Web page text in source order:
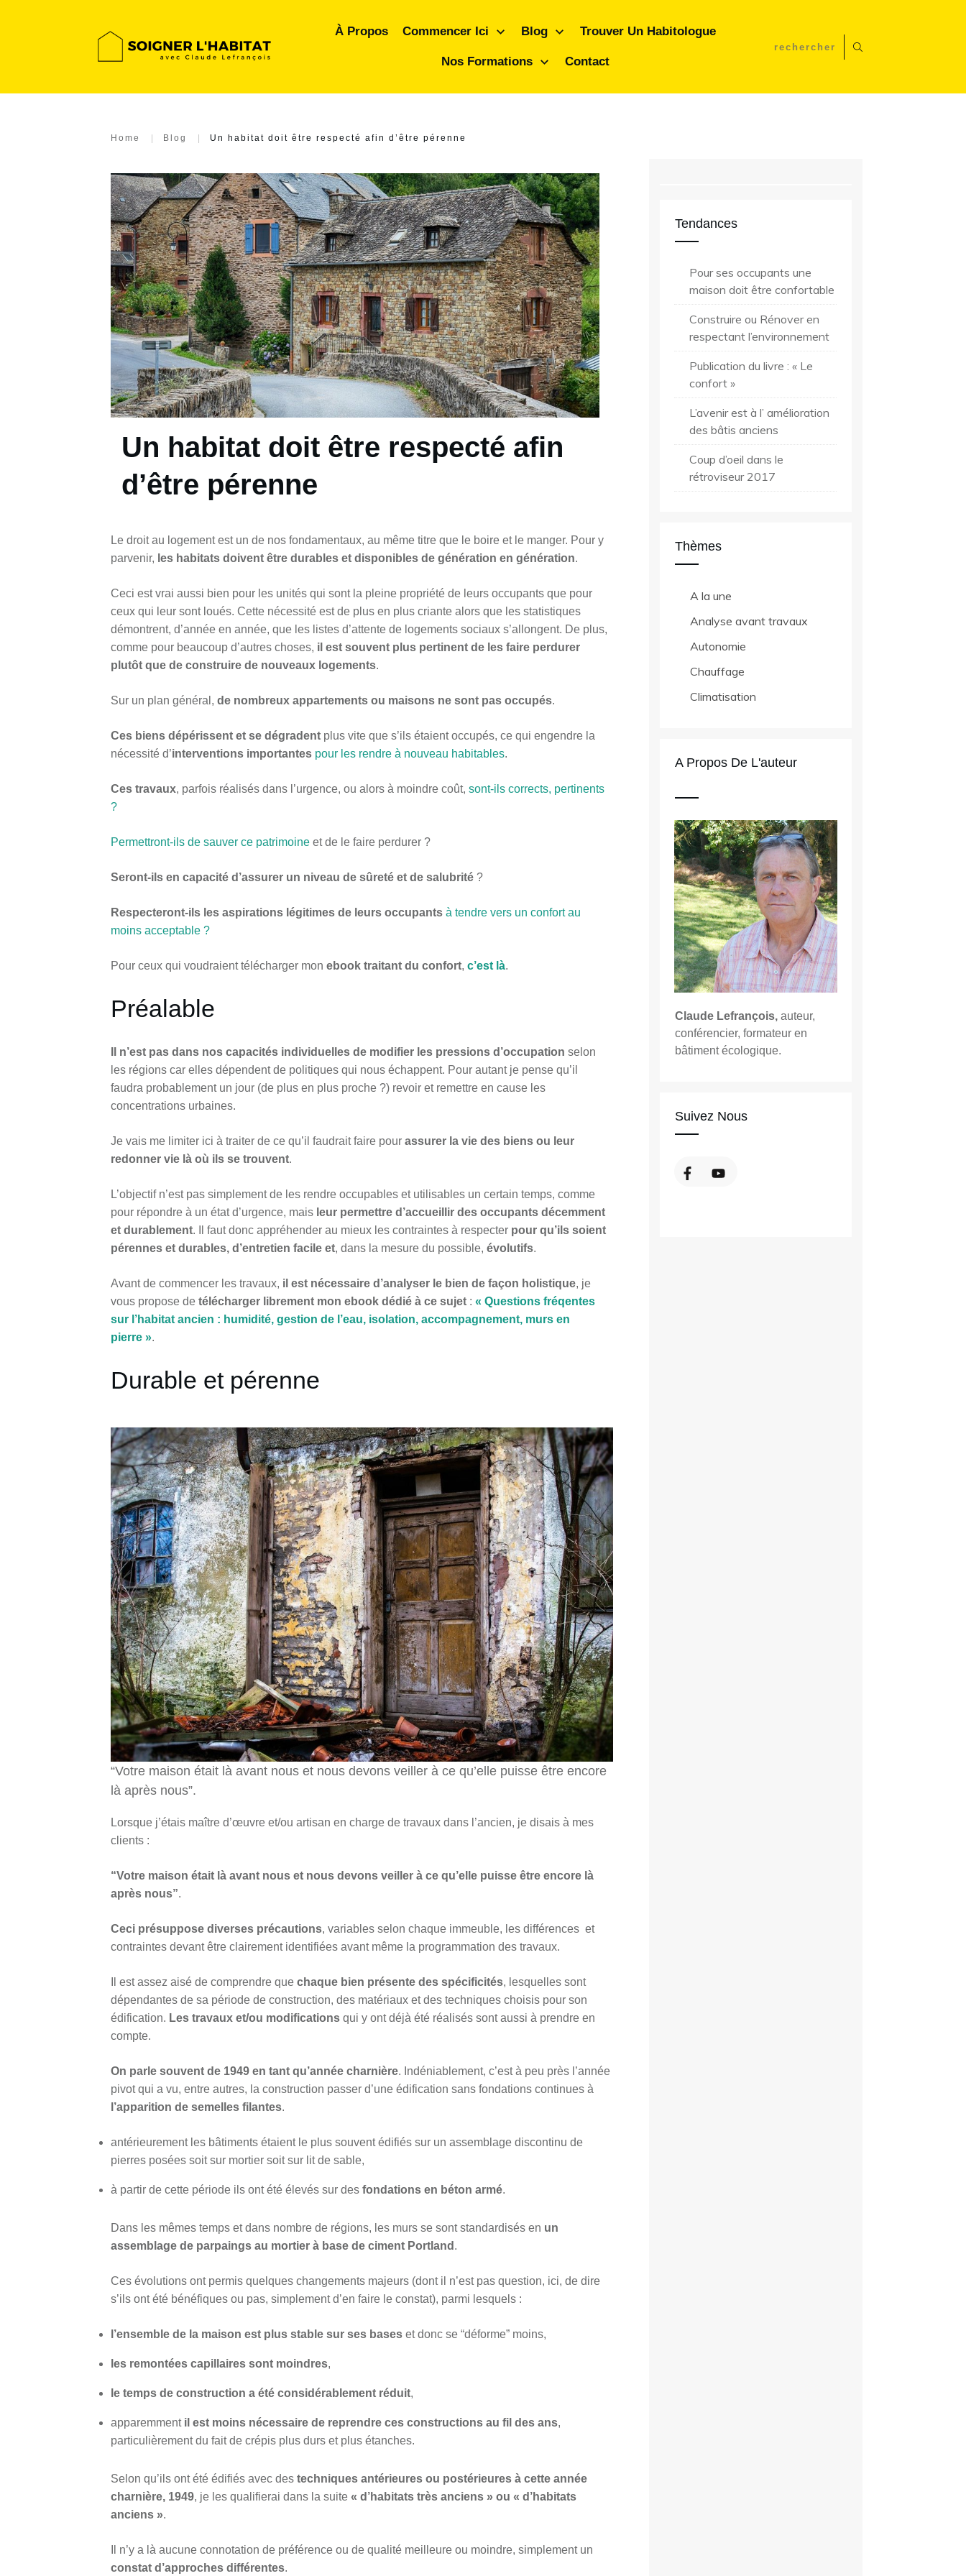
À Propos Commencer Ici Blog Trouver Un Habitologue
Nos Formations Contact
Home Blog Un habitat doit être respecté afin d’être pérenne
Un habitat doit être respecté afin
d’être pérenne
Le droit au logement est un de nos fondamentaux, au même titre que le boire et le manger. Pour y
parvenir, les habitats doivent être durables et disponibles de génération en génération.
Ceci est vrai aussi bien pour les unités qui sont la pleine propriété de leurs occupants que pour
ceux qui leur sont loués. Cette nécessité est de plus en plus criante alors que les statistiques
démontrent, d’année en année, que les listes d’attente de logements sociaux s’allongent. De plus,
comme pour beaucoup d’autres choses, il est souvent plus pertinent de les faire perdurer
plutôt que de construire de nouveaux logements.
Sur un plan général,de nombreux appartements ou maisons ne sont pas occupés.
Ces biens dépérissent et se dégradent plus vite que s’ils étaient occupés, ce qui engendre la
nécessité d’interventions importantes pour les rendre à nouveau habitables.
Ces travaux, parfois réalisés dans l’urgence, ou alors à moindre coût,sont-ils corrects, pertinents
?
Permettront-ils de sauver ce patrimoine et de le faire perdurer ?
Seront-ils en capacité d’assurer un niveau de sûreté et de salubrité ?
Respecteront-ils les aspirations légitimes de leurs occupants à tendre vers un confort au
moins acceptable ?
Pour ceux qui voudraient télécharger mon ebook traitant du confort,c’est là.
Préalable
Il n’est pas dans nos capacités individuelles de modifier les pressions d’occupationselon
les régions car elles dépendent de politiques qui nous échappent. Pour autant je pense qu’il
faudra probablement un jour (de plus en plus proche ?) revoir et remettre en cause les
concentrations urbaines.
Je vais me limiter ici à traiter de ce qu’il faudrait faire pourassurer la vie des biens ou leur
redonner vie là où ils se trouvent.
L’objectif n’est pas simplement de les rendre occupables et utilisables un certain temps, comme
pour répondre à un état d’urgence, mais leur permettre d’accueillir des occupants décemment
et durablement. Il faut donc appréhender au mieux les contraintes à respecter pour qu’ils soient
pérennes et durables, d’entretien facile et, dans la mesure du possible,évolutifs.
Avant de commencer les travaux, il est nécessaire d’analyser le bien de façon holistique, je
vous propose detélécharger librement mon ebook dédié à ce sujet :« Questions fréqentes
sur l’habitat ancien : humidité, gestion de l’eau, isolation, accompagnement, murs en
pierre ».
Durable et pérenne
“Votre maison était là avant nous et nous devons veiller à ce qu’elle puisse être encore
là après nous”.
Lorsque j’étais maître d’œuvre et/ou artisan en charge de travaux dans l’ancien, je disais à mes
clients :
“Votre maison était là avant nous et nous devons veiller à ce qu’elle puisse être encore là
après nous”.
Ceci présuppose diverses précautions, variables selon chaque immeuble, les différences et
contraintes devant être clairement identifiées avant même la programmation des travaux.
Il est assez aisé de comprendre quechaque bien présente des spécificités, lesquelles sont
dépendantes de sa période de construction, des matériaux et des techniques choisis pour son
édification. Les travaux et/ou modifications qui y ont déjà été réalisés sont aussi à prendre en
compte.
On parle souvent de 1949 en tant qu’année charnière. Indéniablement, c’est à peu près l’année
pivot qui a vu, entre autres, la construction passer d’une édification sans fondations continues à
l’apparition de semelles filantes.
antérieurement les bâtiments étaient le plus souvent édifiés sur un assemblage discontinu de
pierres posées soit sur mortier soit sur lit de sable,
à partir de cette période ils ont été élevés sur desfondations en béton armé.
Dans les mêmes temps et dans nombre de régions, les murs se sont standardisés en un
assemblage de parpaings au mortier à base de ciment Portland .
Ces évolutions ont permis quelques changements majeurs (dont il n’est pas question, ici, de dire
s’ils ont été bénéfiques ou pas, simplement d’en faire le constat), parmi lesquels :
l’ensemble de la maison est plus stable sur ses bases et donc se “déforme” moins,
les remontées capillaires sont moindres,
le temps de construction a été considérablement réduit,
apparemmentil est moins nécessaire de reprendre ces constructions au fil des ans,
particulièrement du fait de crépis plus durs et plus étanches.
Selon qu’ils ont été édifiés avec des techniques antérieures ou postérieures à cette année
charnière, 1949, je les qualifierai dans la suite« d’habitats très anciens » ou « d’habitats
anciens ».
Il n’y a là aucune connotation de préférence ou de qualité meilleure ou moindre, simplement un
constat d’approches différentes.
Tendances
Pour ses occupants une
maison doit être confortable
Construire ou Rénover en
respectant l’environnement
Publication du livre : « Le
confort »
L’avenir est à l’ amélioration
des bâtis anciens
Coup d’oeil dans le
rétroviseur 2017
Thèmes
A la une
Analyse avant travaux
Autonomie
Chauffage
Climatisation
A Propos De L'auteur
Claude Lefrançois,auteur,
conférencier, formateur en
bâtiment écologique.
Suivez Nous